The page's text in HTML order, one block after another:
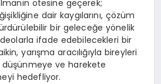
ötesine geçerek;
dair kaygılarını, çözüm
bir geleceğe yönelik
ifade edebilecekleri bir
yarışma aracılığıyla bireyleri
ve harekete
hedefliyor.